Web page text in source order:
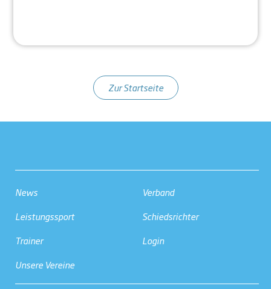
Zur Startseite
News
Leistungssport
Trainer
Unsere Vereine
Verband
Schiedsrichter
Login